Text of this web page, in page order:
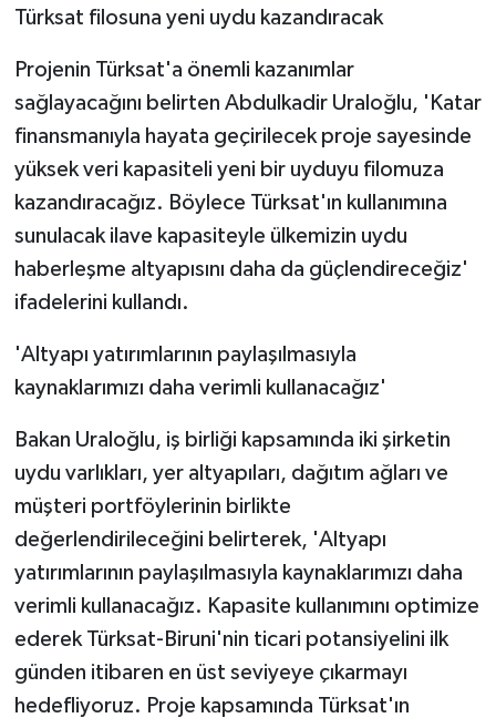
Türksat filosuna yeni uydu kazandıracak
Projenin Türksat'a önemli kazanımlar
sağlayacağını belirten Abdulkadir Uraloğlu, 'Katar
finansmanıyla hayata geçirilecek proje sayesinde
yüksek veri kapasiteli yeni bir uyduyu filomuza
kazandıracağız. Böylece Türksat'ın kullanımına
sunulacak ilave kapasiteyle ülkemizin uydu
haberleşme altyapısını daha da güçlendireceğiz'
ifadelerini kullandı.
'Altyapı yatırımlarının paylaşılmasıyla
kaynaklarımızı daha verimli kullanacağız'
Bakan Uraloğlu, iş birliği kapsamında iki şirketin
uydu varlıkları, yer altyapıları, dağıtım ağları ve
müşteri portföylerinin birlikte
değerlendirileceğini belirterek, 'Altyapı
yatırımlarının paylaşılmasıyla kaynaklarımızı daha
verimli kullanacağız. Kapasite kullanımını optimize
ederek Türksat-Biruni'nin ticari potansiyelini ilk
günden itibaren en üst seviyeye çıkarmayı
hedefliyoruz. Proje kapsamında Türksat'ın